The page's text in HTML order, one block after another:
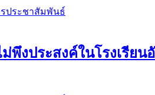
ประชาสัมพันธ์
พึงประสงค์ในโรงเรี